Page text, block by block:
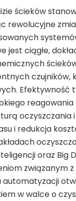
ścieków
rewolucyjne
jest ciągłe,
oczyszczania
i redukcja
oraz Big
związanym
w walce o